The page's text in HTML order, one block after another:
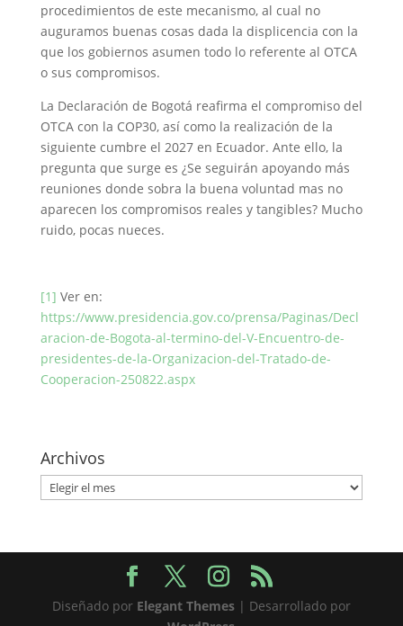
procedimientos de este mecanismo, al cual no
auguramos buenas cosas dada la displicencia con la
que los gobiernos asumen todo lo referente al OTCA
o sus compromisos.
La Declaración de Bogotá reafirma el compromiso del
OTCA con la COP30, así como la realización de la
siguiente cumbre el 2027 en Ecuador. Ante ello, la
pregunta que surge es ¿Se seguirán apoyando más
reuniones donde sobra la buena voluntad mas no
aparecen los compromisos reales y tangibles? Mucho
ruido, pocas nueces.
[1] Ver en:
https://www.presidencia.gov.co/prensa/Paginas/Decl
aracion-de-Bogota-al-termino-del-V-Encuentro-de-
presidentes-de-la-Organizacion-del-Tratado-de-
Cooperacion-250822.aspx
Archivos
Archivos
Diseñado por Elegant Themes| Desarrollado por